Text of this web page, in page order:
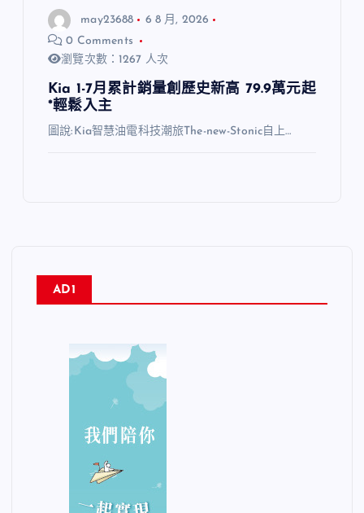
may23688
6 8 月, 2026
0 Comments
瀏覽次數：1267 人次
Kia 1-7月累計銷量創歷史新高 79.9萬元起
*輕鬆入主
圖說:Kia智慧油電科技潮旅The-new-Stonic自上…
AD1